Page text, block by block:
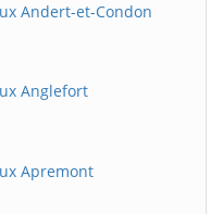
Andert-et-Condon
Anglefort
Apremont